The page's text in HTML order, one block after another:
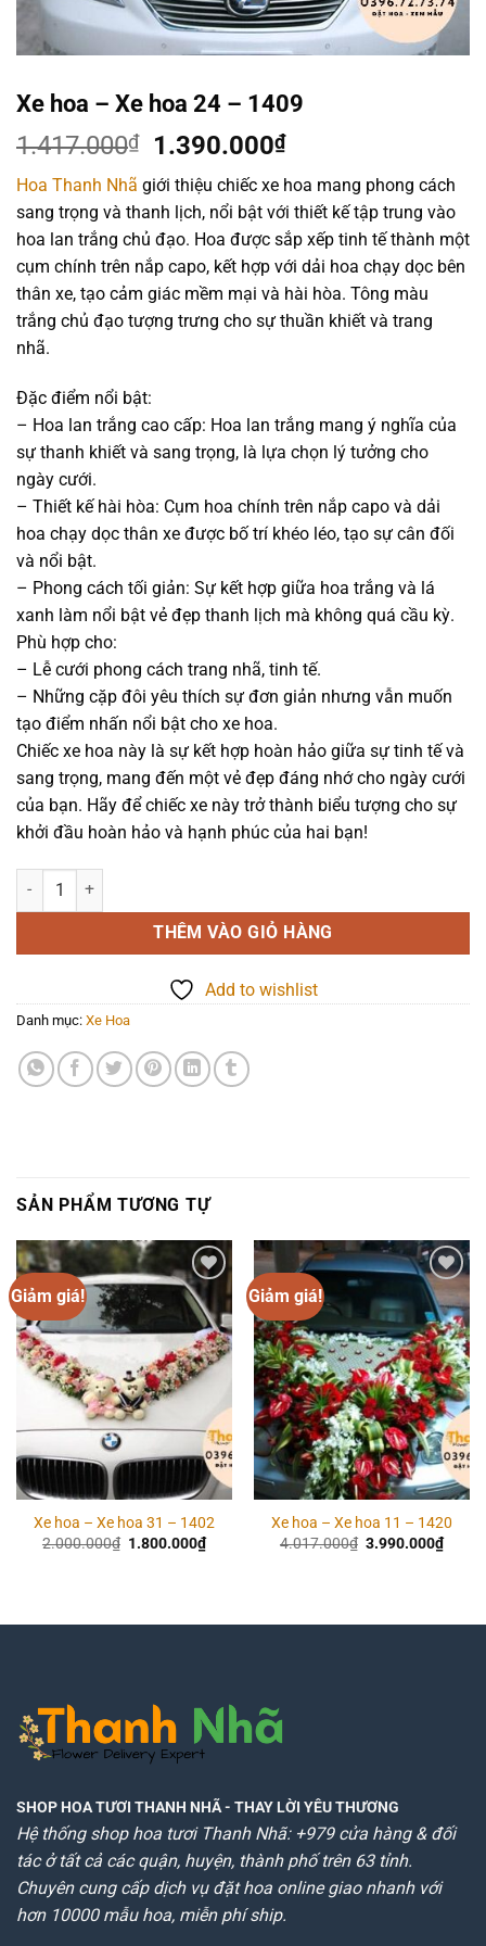
Xe hoa – Xe hoa 24 – 1409
1.417.000₫
Giá
gốc
là:
1.417.000₫.
1.390.000₫Giá
hiện
tại
là:
1.390.000₫.
Hoa Thanh Nhã giới thiệu chiếc xe hoa mang phong cách
sang trọng và thanh lịch, nổi bật với thiết kế tập trung vào
hoa lan trắng chủ đạo. Hoa được sắp xếp tinh tế thành một
cụm chính trên nắp capo, kết hợp với dải hoa chạy dọc bên
thân xe, tạo cảm giác mềm mại và hài hòa. Tông màu
trắng chủ đạo tượng trưng cho sự thuần khiết và trang
nhã.
Đặc điểm nổi bật:
– Hoa lan trắng cao cấp: Hoa lan trắng mang ý nghĩa của
sự thanh khiết và sang trọng, là lựa chọn lý tưởng cho
ngày cưới.
– Thiết kế hài hòa: Cụm hoa chính trên nắp capo và dải
hoa chạy dọc thân xe được bố trí khéo léo, tạo sự cân đối
và nổi bật.
– Phong cách tối giản: Sự kết hợp giữa hoa trắng và lá
xanh làm nổi bật vẻ đẹp thanh lịch mà không quá cầu kỳ.
Phù hợp cho:
– Lễ cưới phong cách trang nhã, tinh tế.
– Những cặp đôi yêu thích sự đơn giản nhưng vẫn muốn
tạo điểm nhấn nổi bật cho xe hoa.
Chiếc xe hoa này là sự kết hợp hoàn hảo giữa sự tinh tế và
sang trọng, mang đến một vẻ đẹp đáng nhớ cho ngày cưới
của bạn. Hãy để chiếc xe này trở thành biểu tượng cho sự
khởi đầu hoàn hảo và hạnh phúc của hai bạn!
Xe hoa - Xe hoa 24 - 1409 số lượng
THÊM VÀO GIỎ HÀNG
Add to wishlist
Danh mục: Xe Hoa
SẢN PHẨM TƯƠNG TỰ
Giảm giá!
Add to
wishlist
Xe hoa – Xe hoa 31 – 1402
2.000.000₫ Giá
1.800.000₫Giá
hiện
Giảm giá!
Add to
wishlist
Xe hoa – Xe hoa 11 – 1420
4.017.000₫ Giá
3.990.000₫Giá
hiện
SHOP HOA TƯƠI THANH NHÃ- THAY LỜI YÊU THƯƠNG
Hệ thống shop hoa tươi Thanh Nhã: +979 cửa hàng & đối
tác ở tất cả các quận, huyện, thành phố trên 63 tỉnh.
Chuyên cung cấp dịch vụ đặt hoa online giao nhanh với
hơn 10000 mẫu hoa, miễn phí ship.